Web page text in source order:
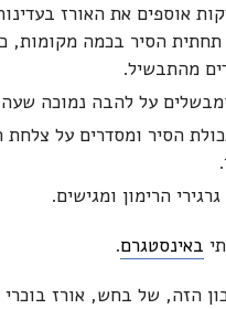
אוספים את האורז
תחתית הסיר בכמה מקומות,
מהתבשיל.
על להבה נמוכה
הסיר ומסדרים על
הרימון ומגישים.
באינסטגרם.
הזה, של בחש, אורז